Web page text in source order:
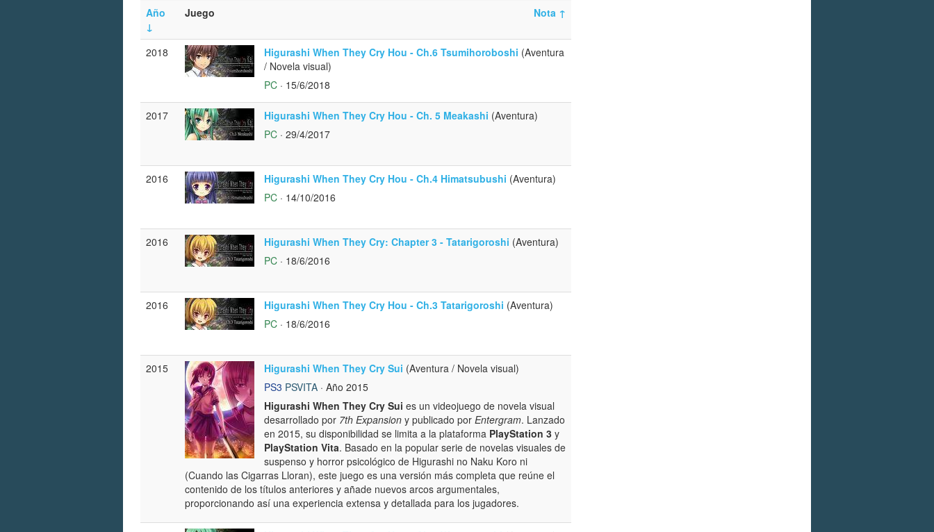
Año
↓
Nota ↑
Juego
2018 Higurashi When They Cry Hou - Ch.6 Tsumihoroboshi (Aventura
/ Novela visual)
PC · 15/6/2018
2017 Higurashi When They Cry Hou - Ch. 5 Meakashi (Aventura)
PC · 29/4/2017
2016 Higurashi When They Cry Hou - Ch.4 Himatsubushi (Aventura)
PC · 14/10/2016
2016 Higurashi When They Cry: Chapter 3 - Tatarigoroshi (Aventura)
PC · 18/6/2016
2016 Higurashi When They Cry Hou - Ch.3 Tatarigoroshi (Aventura)
PC · 18/6/2016
2015 Higurashi When They Cry Sui (Aventura / Novela visual)
PS3 PSVITA · Año 2015
Higurashi When They Cry Sui es un videojuego de novela visual
desarrollado por 7th Expansion y publicado por Entergram. Lanzado
en 2015, su disponibilidad se limita a la plataforma PlayStation 3 y
PlayStation Vita. Basado en la popular serie de novelas visuales de
suspenso y horror psicológico de Higurashi no Naku Koro ni
(Cuando las Cigarras Lloran), este juego es una versión más completa que reúne el
contenido de los títulos anteriores y añade nuevos arcos argumentales,
proporcionando así una experiencia extensa y detallada para los jugadores.